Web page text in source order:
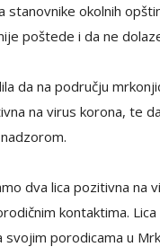
stanovnike okolnih
poštede i da ne
da na području
na virus korona, te
dva lica pozitivna na
kontaktima.
svojim porodicama u